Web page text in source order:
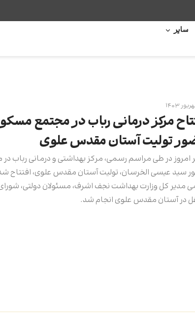
سایر
مرکز درمانی رباب در مجتمع
تولیت آستان مقدس علوی
در طی مراسم رسمی، مرکز بهداشتی و درمانی رباب
سید عیسی الخرسان، تولیت آستان مقدس علوی، افتتاح
مدیر کل وزارت بهداشت نجف اشرف، مسئولان دولتی،
در آستان مقدس علوی انجام شد.